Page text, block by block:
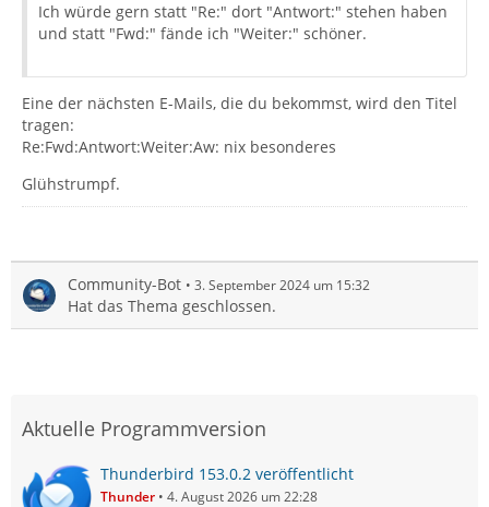
Ich würde gern statt "Re:" dort "Antwort:" stehen haben
und statt "Fwd:" fände ich "Weiter:" schöner.
Eine der nächsten E-Mails, die du bekommst, wird den Titel
tragen:
Re:Fwd:Antwort:Weiter:Aw: nix besonderes
Glühstrumpf.
Community-Bot 3. September 2024 um 15:32
Hat das Thema geschlossen.
Aktuelle Programmversion
Thunderbird 153.0.2 veröffentlicht
Thunder 4. August 2026 um 22:28